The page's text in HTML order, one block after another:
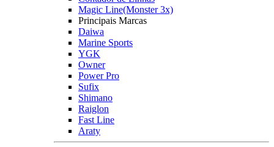
Magic Line(Monster 3x)
Principais Marcas
Daiwa
Marine Sports
YGK
Owner
Power Pro
Sufix
Shimano
Raiglon
Fast Line
Araty